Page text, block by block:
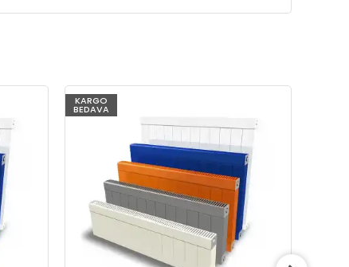
KARGO
BEDAVA